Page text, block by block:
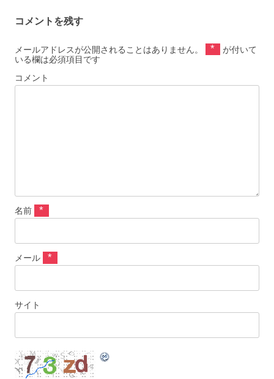
コメントを残す
メールアドレスが公開されることはありません。 *
が付いて
いる欄は必須項目です
コメント
名前 *
メール *
サイト